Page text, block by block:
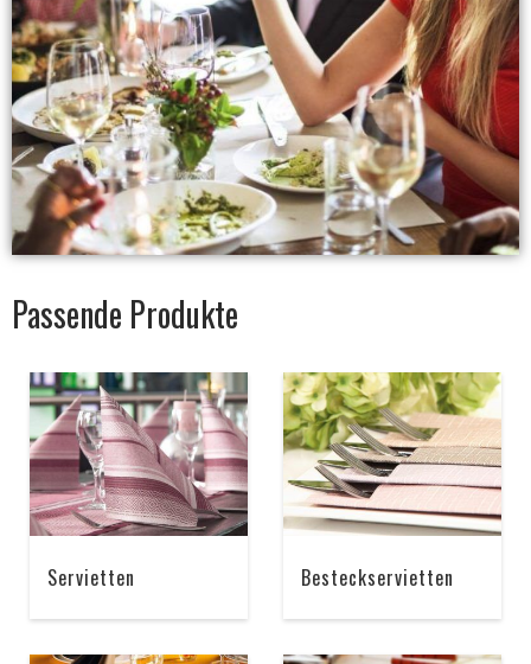
Passende Produkte
Servietten Besteckservietten